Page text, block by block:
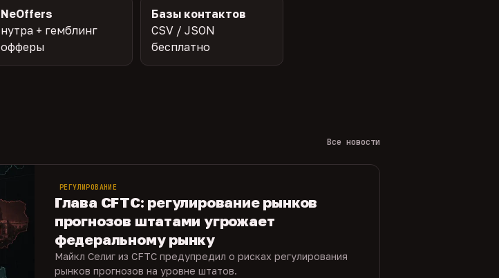
NeOffers
нутра + гемблинг
офферы
Базы контактов
CSV / JSON
бесплатно
Все новости
РЕГУЛИРОВАНИЕ
Глава CFTC: регулирование рынков
прогнозов штатами угрожает
федеральному рынку
Майкл Селиг из CFTC предупредил о рисках регулирования
рынков прогнозов на уровне штатов.